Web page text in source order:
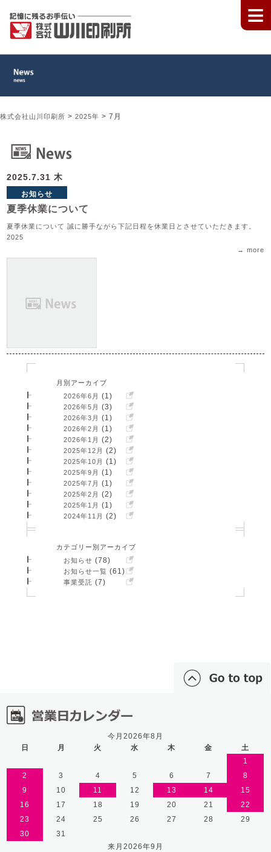
≡
株式会社山川印刷所 > 2025年 > 7月
月別アーカイブ
2026年6月 (1)
2026年5月 (3)
2026年3月 (1)
2026年2月 (1)
2026年1月 (2)
2025年12月 (2)
2025年10月 (1)
2025年9月 (1)
2025年7月 (1)
2025年2月 (2)
2025年1月 (1)
2024年11月 (2)
カテゴリー別アーカイブ
お知らせ (78)
お知らせ一覧 (61)
事業受託 (7)
2025.7.31 木
お知らせ
夏季休業について
夏季休業について 誠に勝手ながら下記日程を休業日とさせていただきます。
2025
→ more
今月2026年8月
日
月 火 水 木 金
土
1
2
3 4 5 6 7
8
9
10 11 12 13 14
15
16
17 18 19 20 21
22
23
24 25 26 27 28
29
30
31
来月2026年9月